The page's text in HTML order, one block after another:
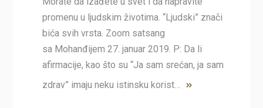
promenu u ljudskim životima. “Ljudski” znači
bića svih vrsta. Zoom satsang
sa Mohanđijem 27. januar 2019. P: Da li
afirmacije, kao što su “Ja sam srećan, ja sam
zdrav” imaju neku istinsku korist…